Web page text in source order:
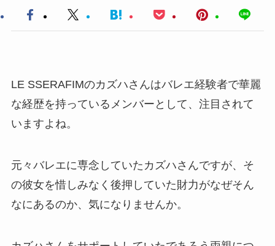
LE SSERAFIMのカズハさんはバレエ経験者で華麗
な経歴を持っているメンバーとして、注目されて
いますよね。
元々バレエに専念していたカズハさんですが、そ
の彼女を惜しみなく後押していた財力がなぜそん
なにあるのか、気になりませんか。